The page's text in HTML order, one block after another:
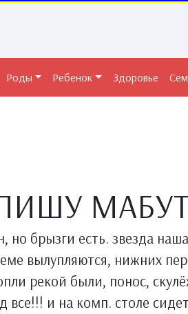
Роды Ребенок Здоровье
но брызги есть. звезда
вылупляются, нижних
рекой были, понос,
все!!! и на комп. столе